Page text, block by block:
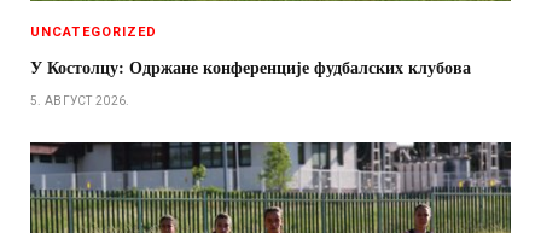
UNCATEGORIZED
У Костолцу: Одржане конференције фудбалских клубова
5. АВГУСТ 2026.